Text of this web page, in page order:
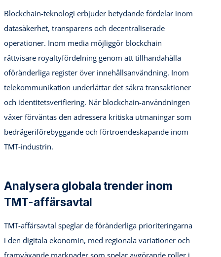
Blockchain-teknologi erbjuder betydande fördelar inom
datasäkerhet, transparens och decentraliserade
operationer. Inom media möjliggör blockchain
rättvisare royaltyfördelning genom att tillhandahålla
oföränderliga register över innehållsanvändning. Inom
telekommunikation underlättar det säkra transaktioner
och identitetsverifiering. När blockchain-användningen
växer förväntas den adressera kritiska utmaningar som
bedrägeriförebyggande och förtroendeskapande inom
TMT-industrin.
Analysera globala trender inom
TMT-affärsavtal
TMT-affärsavtal speglar de föränderliga prioriteringarna
i den digitala ekonomin, med regionala variationer och
framväxande marknader som spelar avgörande roller i